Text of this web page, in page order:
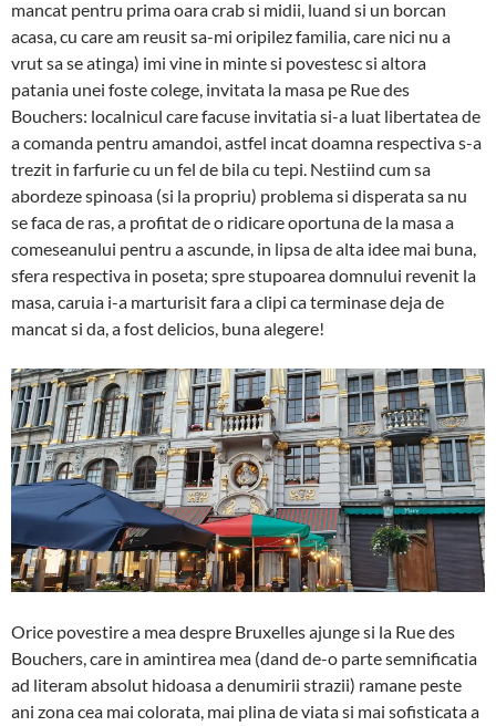
mancat pentru prima oara crab si midii, luand si un borcan
acasa, cu care am reusit sa-mi oripilez familia, care nici nu a
vrut sa se atinga) imi vine in minte si povestesc si altora
patania unei foste colege, invitata la masa pe Rue des
Bouchers: localnicul care facuse invitatia si-a luat libertatea de
a comanda pentru amandoi, astfel incat doamna respectiva s-a
trezit in farfurie cu un fel de bila cu tepi. Nestiind cum sa
abordeze spinoasa (si la propriu) problema si disperata sa nu
se faca de ras, a profitat de o ridicare oportuna de la masa a
comeseanului pentru a ascunde, in lipsa de alta idee mai buna,
sfera respectiva in poseta; spre stupoarea domnului revenit la
masa, caruia i-a marturisit fara a clipi ca terminase deja de
mancat si da, a fost delicios, buna alegere!
Orice povestire a mea despre Bruxelles ajunge si la Rue des
Bouchers, care in amintirea mea (dand de-o parte semnificatia
ad literam absolut hidoasa a denumirii strazii) ramane peste
ani zona cea mai colorata, mai plina de viata si mai sofisticata a